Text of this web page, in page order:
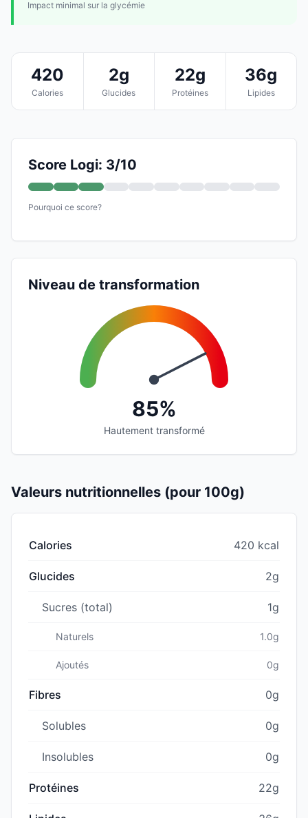
Impact minimal sur la glycémie
420
Calories
2g
Glucides
22g
Protéines
36g
Lipides
Score Logi: 3/10
Pourquoi ce score?
Niveau de transformation
85%
Hautement transformé
Valeurs nutritionnelles (pour 100g)
Calories 420 kcal
Glucides 2g
Sucres (total) 1g
Naturels 1.0g
Ajoutés 0g
Fibres 0g
Solubles 0g
Insolubles 0g
Protéines 22g